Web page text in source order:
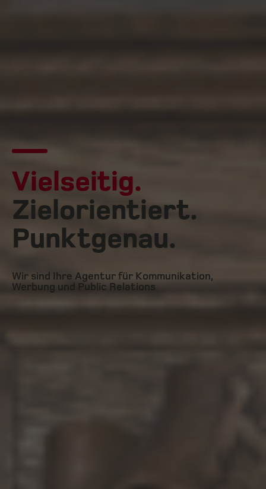
Vielseitig.
Zielorientiert.
Punktgenau.
Wir sind Ihre Agentur für Kommunikation,
Werbung und Public Relations